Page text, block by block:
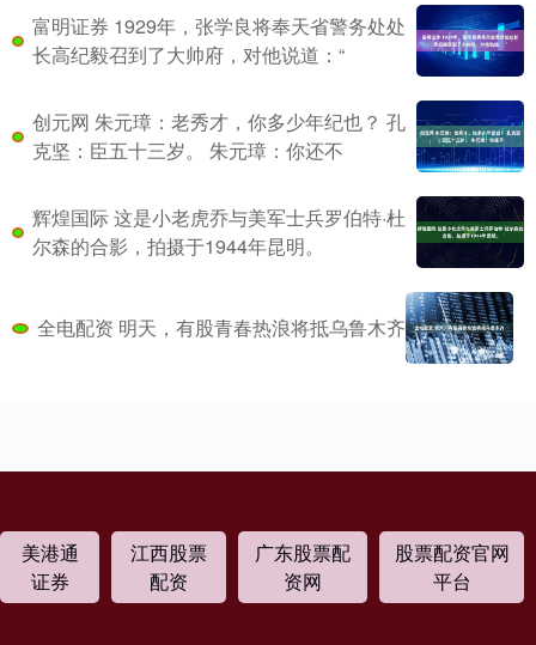
富明证券 1929年，张学良将奉天省警务处处
长高纪毅召到了大帅府，对他说道：“
创元网 朱元璋：老秀才，你多少年纪也？ 孔
克坚：臣五十三岁。 朱元璋：你还不
辉煌国际 这是小老虎乔与美军士兵罗伯特·杜
尔森的合影，拍摄于1944年昆明。
全电配资 明天，有股青春热浪将抵乌鲁木齐
美港通
证券
江西股票
配资
广东股票配
资网
股票配资官网
平台